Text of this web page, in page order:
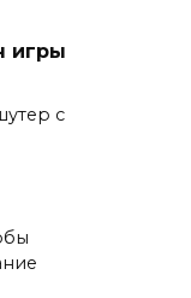
игры
с